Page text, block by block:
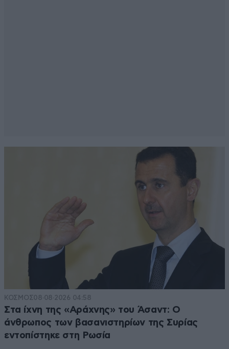
ΚΟΣΜΟΣ08·08·2026 04:58
Στα ίχνη της «Αράχνης» του Άσαντ: Ο
άνθρωπος των βασανιστηρίων της Συρίας
εντοπίστηκε στη Ρωσία